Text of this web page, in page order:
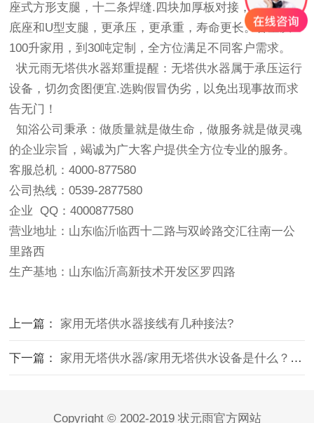
座式方形支腿，十二条焊缝.四块加厚板对接，对比圆形
底座和U型支腿，更承压，更承重，寿命更长。容量从
100升家用，到30吨定制，全方位满足不同客户需求。
状元雨无塔供水器郑重提醒：无塔供水器属于承压运行
设备，切勿贪图便宜.选购假冒伪劣，以免出现事故而求
告无门！
知浴公司秉承：做质量就是做生命，做服务就是做灵魂
的企业宗旨，竭诚为广大客户提供全方位专业的服务。
客服总机：4000-877580
公司热线：0539-2877580
企业QQ ：4000877580
营业地址：山东临沂临西十二路与双岭路交汇往南一公
里路西
生产基地：山东临沂高新技术开发区罗四路
上一篇： 家用无塔供水器接线有几种接法?
下一篇： 家用无塔供水器/家用无塔供水设备是什么？谁消费？
Copyright © 2002-2019 状元雨官方网站